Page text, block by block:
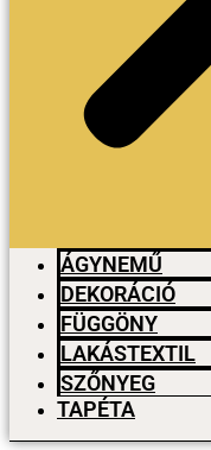
ÁGYNEMŰ
DEKORÁCIÓ
FÜGGÖNY
LAKÁSTEXTIL
SZŐNYEG
TAPÉTA